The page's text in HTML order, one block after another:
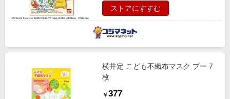
ストアにすすむ
横井定 こども不織布マスク プー 7
枚
￥ 377